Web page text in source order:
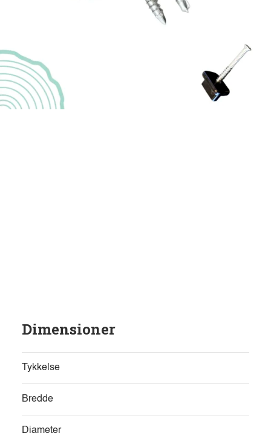
Dimensioner
Tykkelse
Bredde
Diameter